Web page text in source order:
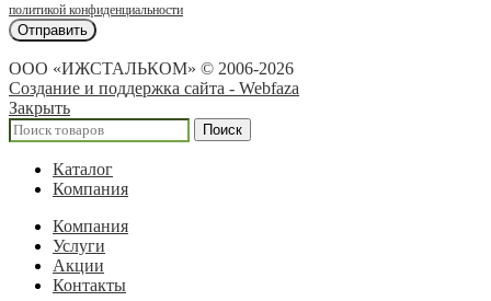
политикой конфиденциальности
ООО «ИЖСТАЛЬКОМ» © 2006-2026
Создание и поддержка сайта - Webfaza
Закрыть
Поиск
Каталог
Компания
Компания
Услуги
Акции
Контакты